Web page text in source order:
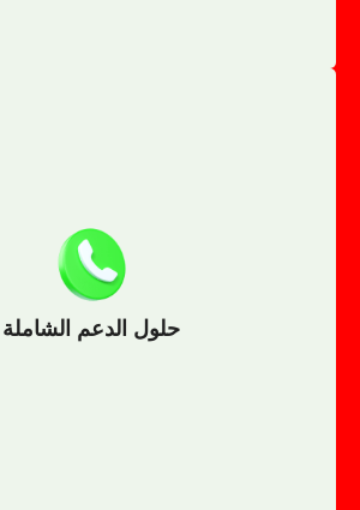
حلول الدعم الشاملة
حلول الدعم الشاملة
نوفر خدمات متكاملة تشمل الملحقات
والتشخيصات الفنية والترقيات لضمان